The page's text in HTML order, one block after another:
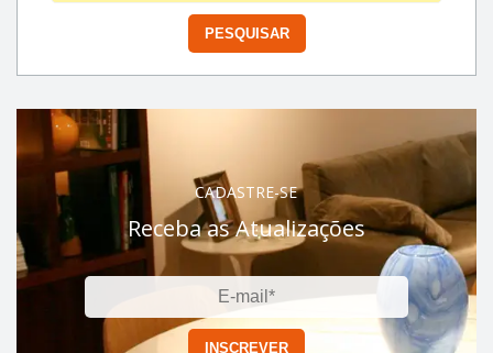
CADASTRE-SE
Receba as Atualizações